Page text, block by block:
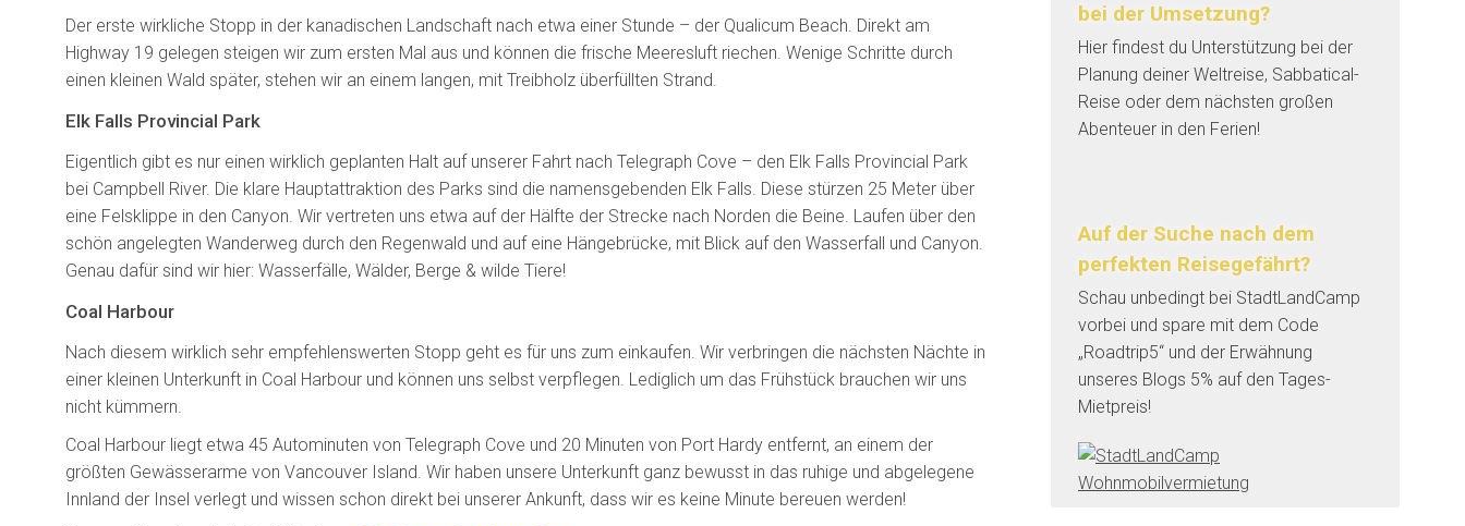
Der erste wirkliche Stopp in der kanadischen Landschaft nach etwa einer Stunde – der Qualicum Beach. Direkt am
Highway 19 gelegen steigen wir zum ersten Mal aus und können die frische Meeresluft riechen. Wenige Schritte durch
einen kleinen Wald später, stehen wir an einem langen, mit Treibholz überfüllten Strand.
Elk Falls Provincial Park
Eigentlich gibt es nur einen wirklich geplanten Halt auf unserer Fahrt nach Telegraph Cove – den Elk Falls Provincial Park
bei Campbell River. Die klare Hauptattraktion des Parks sind die namensgebenden Elk Falls. Diese stürzen 25 Meter über
eine Felsklippe in den Canyon. Wir vertreten uns etwa auf der Hälfte der Strecke nach Norden die Beine. Laufen über den
schön angelegten Wanderweg durch den Regenwald und auf eine Hängebrücke, mit Blick auf den Wasserfall und Canyon.
Genau dafür sind wir hier: Wasserfälle, Wälder, Berge & wilde Tiere!
Coal Harbour
Nach diesem wirklich sehr empfehlenswerten Stopp geht es für uns zum einkaufen. Wir verbringen die nächsten Nächte in
einer kleinen Unterkunft in Coal Harbour und können uns selbst verpflegen. Lediglich um das Frühstück brauchen wir uns
nicht kümmern.
Coal Harbour liegt etwa 45 Autominuten von Telegraph Cove und 20 Minuten von Port Hardy entfernt, an einem der
größten Gewässerarme von Vancouver Island. Wir haben unsere Unterkunft ganz bewusst in das ruhige und abgelegene
Innland der Insel verlegt und wissen schon direkt bei unserer Ankunft, dass wir es keine Minute bereuen werden!
bei der Umsetzung?
Hier findest du Unterstützung bei der
Planung deiner Weltreise, Sabbatical-
Reise oder dem nächsten großen
Abenteuer in den Ferien!
Auf der Suche nach dem
perfekten Reisegefährt?
Schau unbedingt bei StadtLandCamp
vorbei und spare mit dem Code
„Roadtrip5“ und der Erwähnung
unseres Blogs 5% auf den Tages-
Mietpreis!